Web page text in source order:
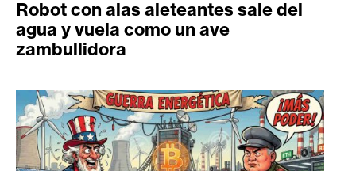
Robot con alas aleteantes sale del
agua y vuela como un ave
zambullidora